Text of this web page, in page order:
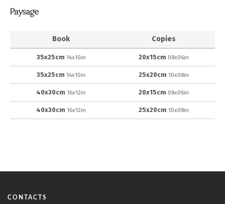
Paysage
Book Copies
35x25cm 14x10in 20x15cm 08x06in
35x25cm 14x10in 25x20cm 10x08in
40x30cm 16x12in 20x15cm 08x06in
40x30cm 16x12in 25x20cm 10x08in
CONTACTS